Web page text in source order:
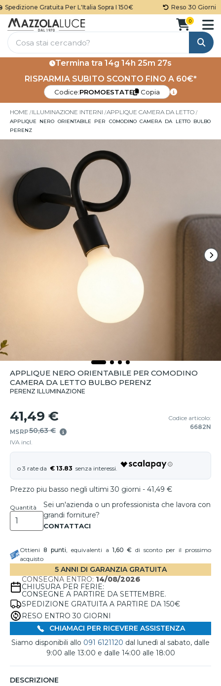
Gratuita Per L'Italia Sopra I 150€ Reso 30 Giorni
Cerca
0
Termina tra 14g 14h 25m 26s
RISPARMIA SUBITO SCONTO FINO A 60€*
Codice:PROMOESTATE Copia
HOME ILLUMINAZIONE INTERNI APPLIQUE CAMERA DA LETTO
APPLIQUE NERO ORIENTABILE PER COMODINO CAMERA DA LETTO BULBO
PERENZ
APPLIQUE NERO ORIENTABILE PER COMODINO
CAMERA DA LETTO BULBO PERENZ
PERENZ ILLUMINAZIONE
41,49 €
MSRP50,63 €
IVA incl.
Codice articolo:
6682N
€ 13.83
Prezzo piu basso negli ultimi 30 giorni - 41,49 €
Quantità
Sei un'azienda o un professionista che lavora con
grandi forniture?
Ottieni 8 punti, equivalenti a 1,60 € di sconto per il prossimo
acquisto
5 ANNI DI GARANZIA GRATUITA
CONSEGNA ENTRO: 14/08/2026
CHIUSURA PER FERIE:
CONSEGNE A PARTIRE DA SETTEMBRE.
SPEDIZIONE GRATUITA A PARTIRE DA 150€
RESO ENTRO 30 GIORNI
CHIAMACI PER RICEVERE ASSISTENZA
Siamo disponibili allo 091 6121120 dal lunedì al sabato, dalle
9:00 alle 13:00 e dalle 14:00 alle 18:00
DESCRIZIONE